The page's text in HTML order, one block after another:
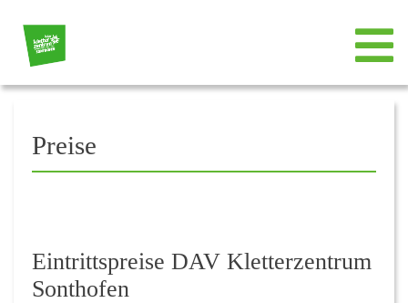
Preise
Eintrittspreise DAV Kletterzentrum
Sonthofen